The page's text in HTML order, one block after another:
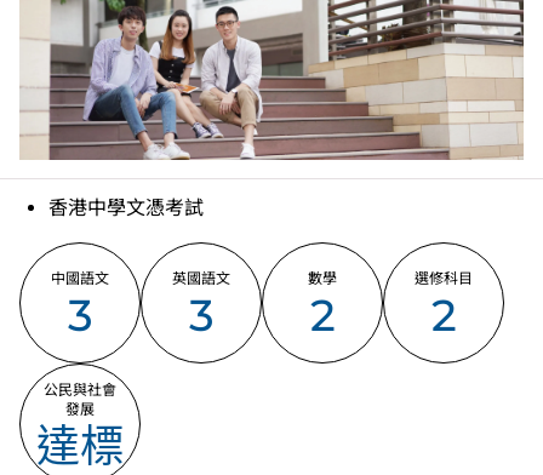
被接受為符合公民與社會發展科的科目要求。
香港中學文憑考試
中國語文
3
英國語文
3
數學
2
選修科目
2
公民與社會
發展
達標